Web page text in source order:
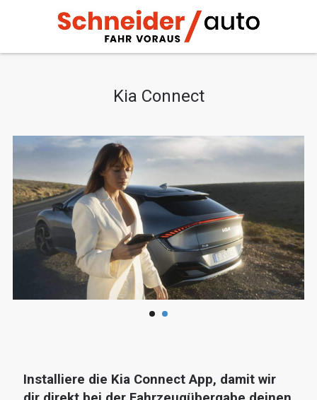
Kia Connect
Installiere die Kia Connect App, damit wir